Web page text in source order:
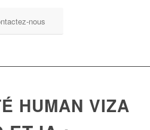
nous
HUMAN VIZA